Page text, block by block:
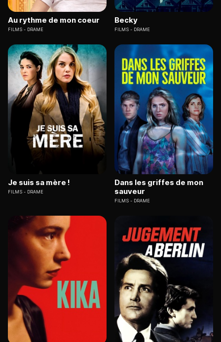
Au rythme de mon coeur
FILMS DRAME
Becky
FILMS DRAME
Je suis sa mère !
FILMS DRAME
Dans les griffes de mon
sauveur
FILMS DRAME